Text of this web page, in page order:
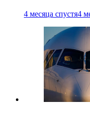
4 месяца спустя4